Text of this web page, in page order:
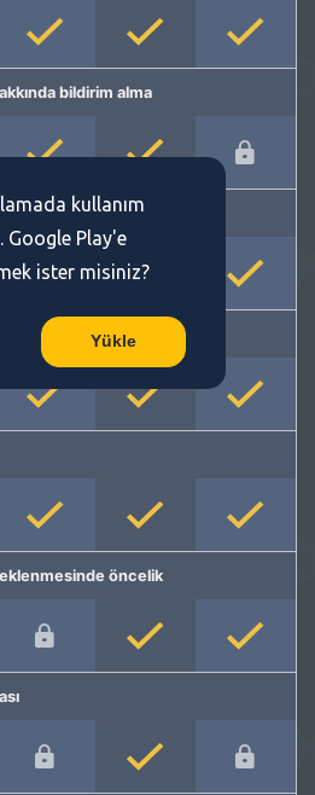
bildirim alma
öncelik
kullanım
Google Play'e
ister misiniz?
Yükle